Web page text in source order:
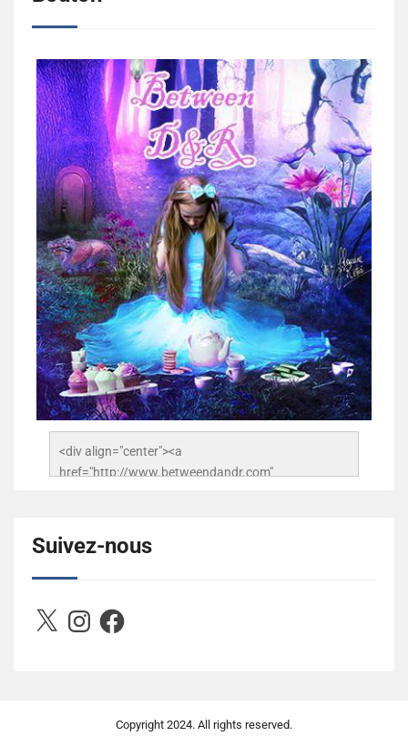
<div align="center"><a
href="http://www.betweendandr.com"
503716673157532-2788222864243652657-n.jpg"
alt="Between D&R" style="border:none;" /></a>
</div>
Suivez-nous
X InstagramFacebook
Copyright 2024. All rights reserved.